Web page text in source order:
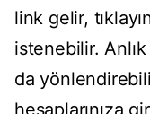
link gelir,
istenebilir.
da